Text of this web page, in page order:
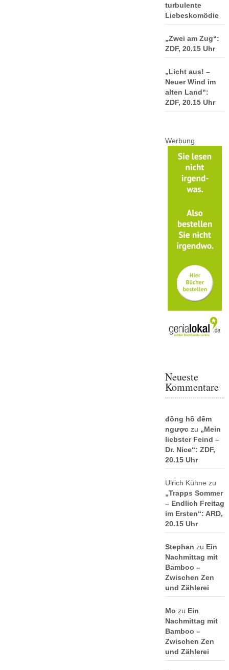
turbulente
Liebeskomödie
„Zwei am Zug“:
ZDF, 20.15 Uhr
„Licht aus! –
Neuer Wind im
alten Land“:
ZDF, 20.15 Uhr
Werbung
Neueste
Kommentare
đồng hồ đếm
ngượczu „Mein
liebster Feind –
Dr. Nice“: ZDF,
20.15 Uhr
Ulrich Kühne zu
„Trapps Sommer
– Endlich Freitag
im Ersten“: ARD,
20.15 Uhr
Stephan zu Ein
Nachmittag mit
Bamboo –
Zwischen Zen
und Zählerei
Mo zu Ein
Nachmittag mit
Bamboo –
Zwischen Zen
und Zählerei